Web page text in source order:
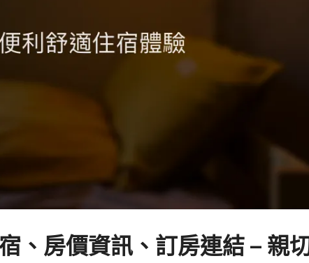
、房價資訊、訂房連結 – 親